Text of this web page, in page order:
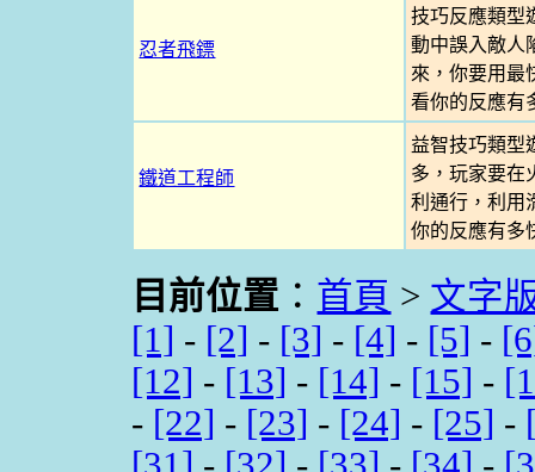
忍者飛鏢
技巧反應類型
動中誤入敵人
來，你要用最
看你的反應有
鐵道工程師
益智技巧類型
多，玩家要在
利通行，利用
你的反應有多
目前位置 ： 首頁 > 文字
[1] - [2] - [3] - [4] - [5] -
[12] - [13] - [14] - [15] -
- [22] - [23] - [24] - [25] -